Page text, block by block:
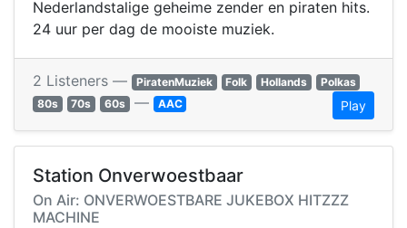
Nederlandstalige geheime zender en piraten hits.
24 uur per dag de mooiste muziek.
2 Listeners — PiratenMuziek Folk Hollands
Polkas
80s
70s 60s — AAC Play
Station Onverwoestbaar
On Air: ONVERWOESTBARE JUKEBOX HITZZZ
MACHINE